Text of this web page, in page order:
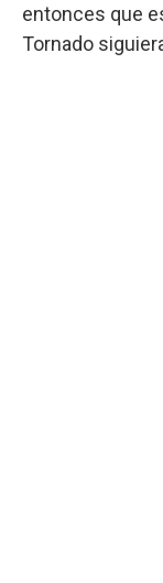
entonces que
Tornado